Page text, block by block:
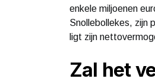
enkele miljoenen
Snollebollekes, zijn
ligt zijn
Zal het